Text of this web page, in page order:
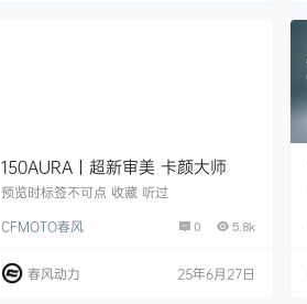
150AURA丨超新审美 卡颜大师
预览时标签不可点 收藏 听过
CFMOTO春风
0 5.8k
春风动力 25年6月27日